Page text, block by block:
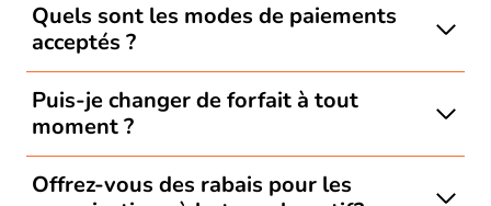
Quels sont les modes de paiements
acceptés ?
Puis-je changer de forfait à tout
moment ?
Offrez-vous des rabais pour les